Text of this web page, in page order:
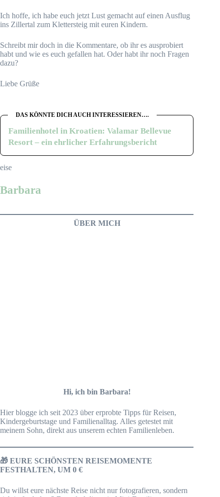
Ich hoffe, ich habe euch jetzt Lust gemacht auf einen Ausflug
ins Zillertal zum Klettersteig mit euren Kindern.
Schreibt mir doch in die Kommentare, ob ihr es ausprobiert
habt und wie es euch gefallen hat. Oder habt ihr noch Fragen
dazu?
Liebe Grüße
DAS KÖNNTE DICH AUCH INTERESSIEREN….
Familienhotel in Kroatien: Valamar Bellevue
Resort – ein ehrlicher Erfahrungsbericht
eise
Barbara
ÜBER MICH
Hi, ich bin Barbara!
Hier blogge ich seit 2023 über erprobte Tipps für Reisen,
Kindergeburtstage und Familienalltag. Alles getestet mit
meinem Sohn, direkt aus unserem echten Familienleben.
🎁 EURE SCHÖNSTEN REISEMOMENTE
FESTHALTEN, UM 0 €
Du willst eure nächste Reise nicht nur fotografieren, sondern